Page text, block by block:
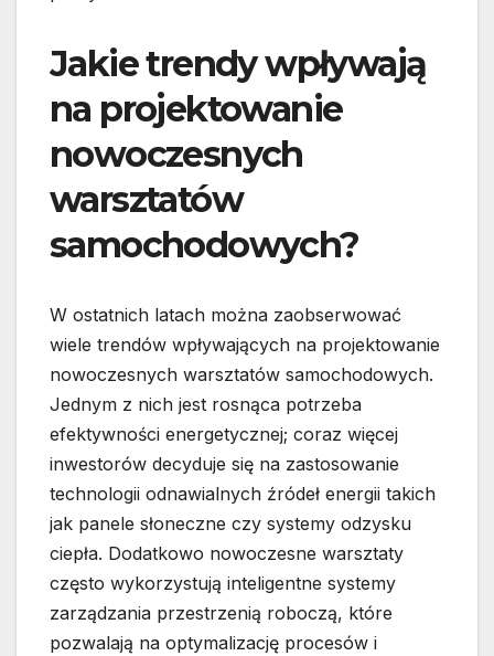
Jakie trendy wpływają
na projektowanie
nowoczesnych
warsztatów
samochodowych?
W ostatnich latach można zaobserwować
wiele trendów wpływających na projektowanie
nowoczesnych warsztatów samochodowych.
Jednym z nich jest rosnąca potrzeba
efektywności energetycznej; coraz więcej
inwestorów decyduje się na zastosowanie
technologii odnawialnych źródeł energii takich
jak panele słoneczne czy systemy odzysku
ciepła. Dodatkowo nowoczesne warsztaty
często wykorzystują inteligentne systemy
zarządzania przestrzenią roboczą, które
pozwalają na optymalizację procesów i